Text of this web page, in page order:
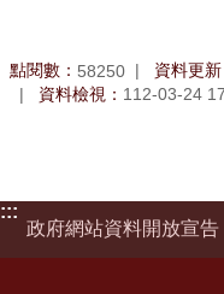
點閱數： 58250 資料更新
資料檢視： 112-03-24
:::
政府網站資料開放宣告